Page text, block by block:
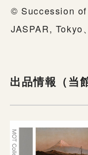
© Succession
JASPAR, Tokyo
出品情報（当